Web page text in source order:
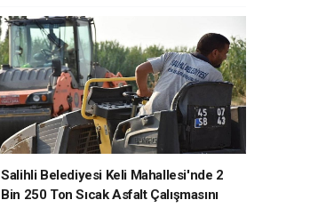
Salihli Belediyesi Keli Mahallesi'nde 2
Bin 250 Ton Sıcak Asfalt Çalışmasını